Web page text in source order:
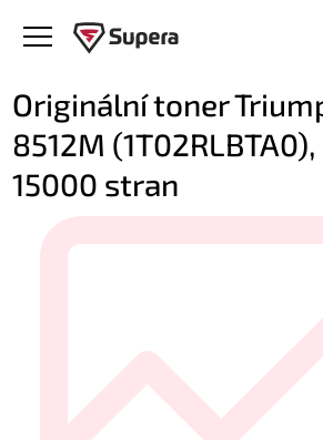
Originální toner
8512M
15000 stran